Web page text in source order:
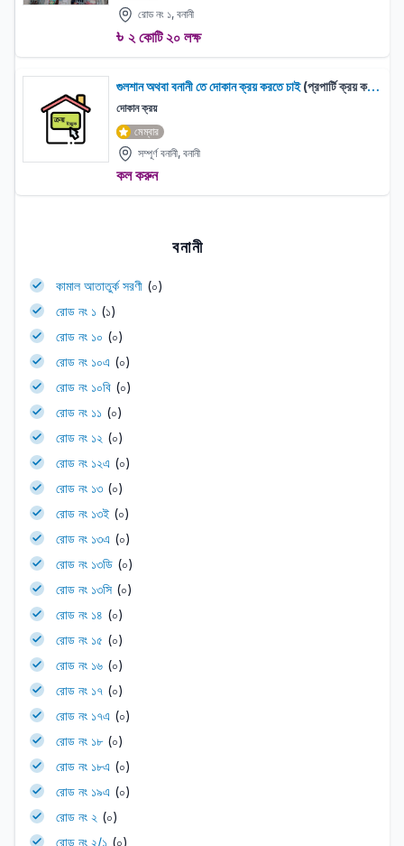
রোড নং ১, বনানী
৳ ২ কোটি ২০ লক্ষ
গুলশান অথবা বনানী তে দোকান ক্রয় করতে চাই(প্রপার্টি ক্রয় করিতে ইচ্ছুক)
দোকান ক্রয়
মেম্বার
সম্পূর্ণ বনানী, বনানী
কল করুন
বনানী
কামাল আতাতুর্ক সরণী (০)
রোড নং ১ (১)
রোড নং ১০ (০)
রোড নং ১০এ (০)
রোড নং ১০বি (০)
রোড নং ১১ (০)
রোড নং ১২ (০)
রোড নং ১২এ (০)
রোড নং ১৩ (০)
রোড নং ১৩ই (০)
রোড নং ১৩এ (০)
রোড নং ১৩ডি (০)
রোড নং ১৩সি (০)
রোড নং ১৪ (০)
রোড নং ১৫ (০)
রোড নং ১৬ (০)
রোড নং ১৭ (০)
রোড নং ১৭এ (০)
রোড নং ১৮ (০)
রোড নং ১৮এ (০)
রোড নং ১৯এ (০)
রোড নং ২ (০)
রোড নং ২/১ (০)